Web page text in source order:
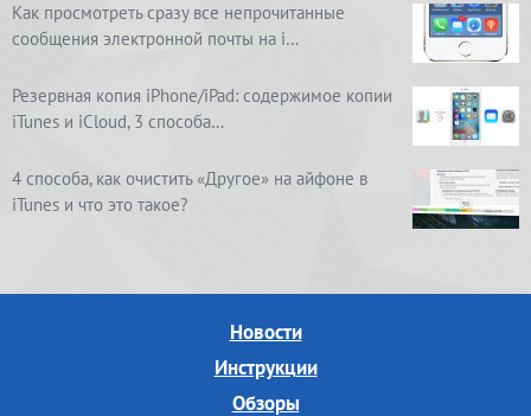
Как просмотреть сразу все непрочитанные
сообщения электронной почты на i…
Резервная копия iPhone/iPad: содержимое копии
iTunes и iCloud, 3 способа…
4 способа, как очистить «Другое» на айфоне в
iTunes и что это такое?
Новости
Инструкции
Обзоры